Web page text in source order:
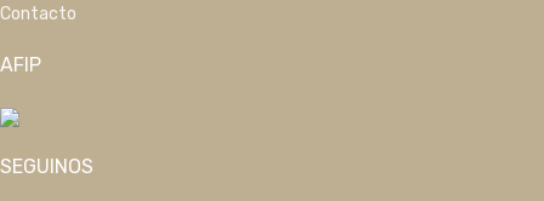
Contacto
AFIP
SEGUINOS